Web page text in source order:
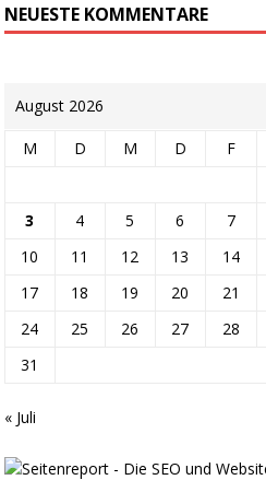
NEUESTE KOMMENTARE
August 2026
M D M D F
3
4 5 6 7
10
11 12 13 14
17
18 19 20 21
24
25 26 27 28
31
« Juli